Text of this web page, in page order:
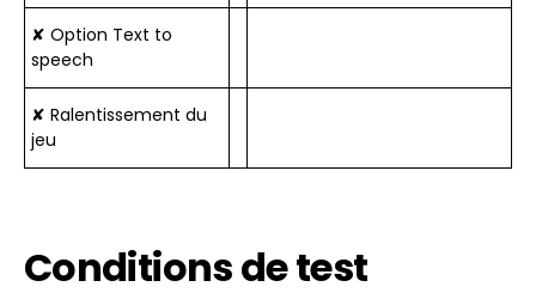
✘ Option Text to
speech
✘ Ralentissement du
jeu
Conditions de test